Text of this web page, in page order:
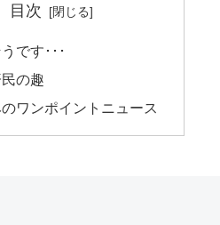
目次
です･･･
の趣
ワンポイントニュース